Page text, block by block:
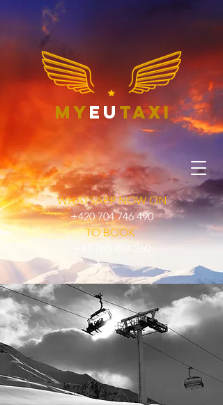
myeutaxi
WHATSAPP NOW ON
+420 704 746 490
TO BOOK
+41 765 484 260